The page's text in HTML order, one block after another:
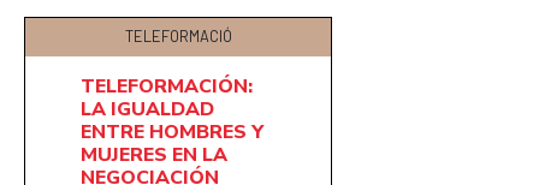
TELEFORMACIÓ
TELEFORMACIÓN:
LA IGUALDAD
ENTRE HOMBRES Y
MUJERES EN LA
NEGOCIACIÓN